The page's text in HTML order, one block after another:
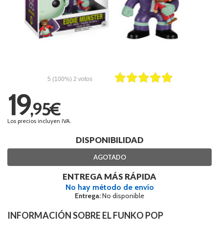
5 (100%) 2 votos
19,95€
Los precios incluyen IVA.
DISPONIBILIDAD
AGOTADO
ENTREGA MÁS RÁPIDA
No hay método de envío
Entrega:No disponible
INFORMACIÓN SOBRE EL FUNKO POP